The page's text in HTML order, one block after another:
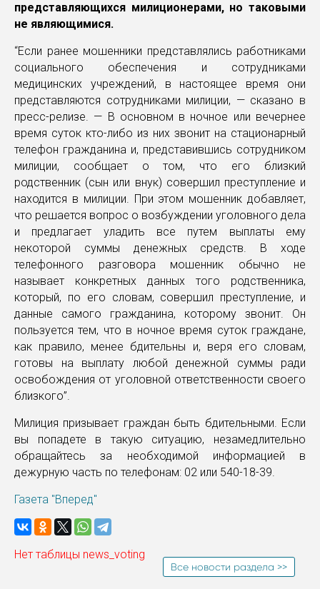
представляющихся милиционерами, но таковыми
не являющимися.
“Если ранее мошенники представлялись работниками
социального обеспечения и сотрудниками
медицинских учреждений, в настоящее время они
представляются сотрудниками милиции, — сказано в
пресс-релизе. — В основном в ночное или вечернее
время суток кто-либо из них звонит на стационарный
телефон гражданина и, представившись сотрудником
милиции, сообщает о том, что его близкий
родственник (сын или внук) совершил преступление и
находится в милиции. При этом мошенник добавляет,
что решается вопрос о возбуждении уголовного дела
и предлагает уладить все путем выплаты ему
некоторой суммы денежных средств. В ходе
телефонного разговора мошенник обычно не
называет конкретных данных того родственника,
который, по его словам, совершил преступление, и
данные самого гражданина, которому звонит. Он
пользуется тем, что в ночное время суток граждане,
как правило, менее бдительны и, веря его словам,
готовы на выплату любой денежной суммы ради
освобождения от уголовной ответственности своего
близкого”.
Милиция призывает граждан быть бдительными. Если
вы попадете в такую ситуацию, незамедлительно
обращайтесь за необходимой информацией в
дежурную часть по телефонам: 02 или 540-18-39.
Газета "Вперед"
Нет таблицы news_voting
Все новости раздела >>